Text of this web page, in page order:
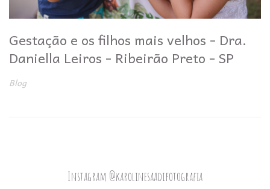
Gestação e os filhos mais velhos - Dra.
Daniella Leiros - Ribeirão Preto - SP
Blog
Instagram @karolinesaadifotografia